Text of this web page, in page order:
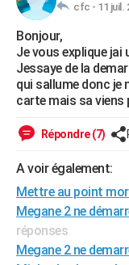
Essais
Réserver un essai
Citadines
Berlines
SUV
Forum auto
HIGH-TECH
Mobiles
Meilleur smartphone
Internet
Ordinateurs
Jeux vidéo
Guide high-tech
+BRICOLAGE
Forum
Aménagement intérieur
Extérieur
Cuisine
Salle de bains
Jardinage
Rangement
WEEK-END
LIFESTYLE
Alimentation
Guide de la santé
Maladies
Médicaments
Sommeil
VOYAGE
Destinations
City break
Voyage nature
Voyage de noces
Forum
Climat
+PHOTO
GUIDES D'ACHAT
cfc - 11 juil.
Bonjour,
Je vous explique jai
Jessaye de la
qui sallume donc je
carte mais sa viens
Répondre (7)
A voir également:
Mettre au point
Megane 2 ne
réponses
Megane 2 ne